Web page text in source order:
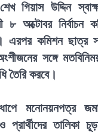
উদ্দিন
৮ অক্টোবর নির্বাচন
এরপর কমিশন ছাত্র
সঙ্গে
তৈরি করবে।
মনোনয়নপত্র
তালিকা